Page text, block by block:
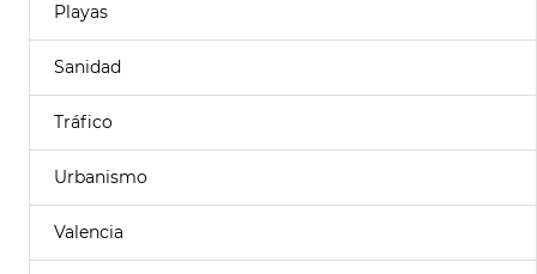
Playas
Sanidad
Tráfico
Urbanismo
Valencia